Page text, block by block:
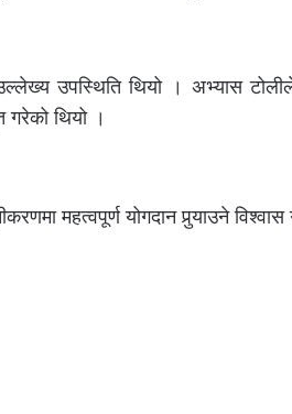
उल्लेख्य उपस्थिति थियो । अभ्यास
गरेको थियो ।
महत्वपूर्ण योगदान पुर्‍याउने